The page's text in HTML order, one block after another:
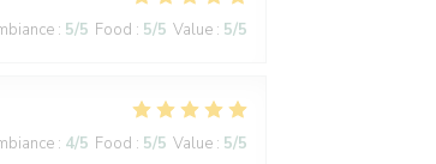
: 5/5 Food : 5/5 Value : 5/5
: 4/5 Food : 5/5 Value : 5/5